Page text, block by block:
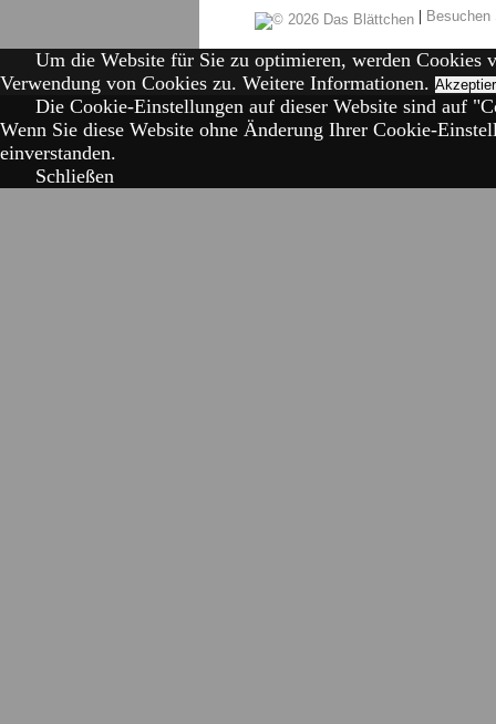
|
Um die Website für Sie zu optimieren, werden Cookies
Verwendung von Cookies zu. Weitere Informationen.
Die Cookie-Einstellungen auf dieser Website sind auf
Wenn Sie diese Website ohne Änderung Ihrer Cookie-
einverstanden.
Schließen